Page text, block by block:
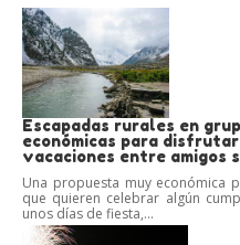
Escapadas rurales en
económicas para
vacaciones entre amigos
Una propuesta muy económica
que quieren celebrar algún
unos días de fiesta,...